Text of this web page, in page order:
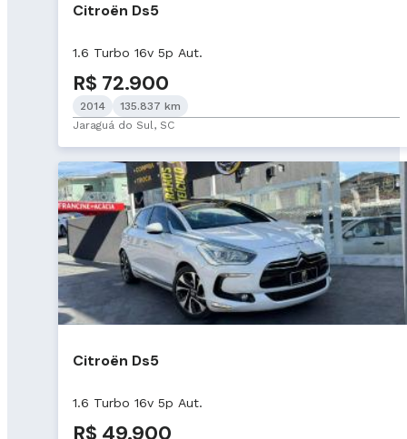
Citroën Ds5
1.6 Turbo 16v 5p Aut.
R$ 72.900
2014
135.837 km
Jaraguá do Sul, SC
Citroën Ds5
1.6 Turbo 16v 5p Aut.
R$ 49.900